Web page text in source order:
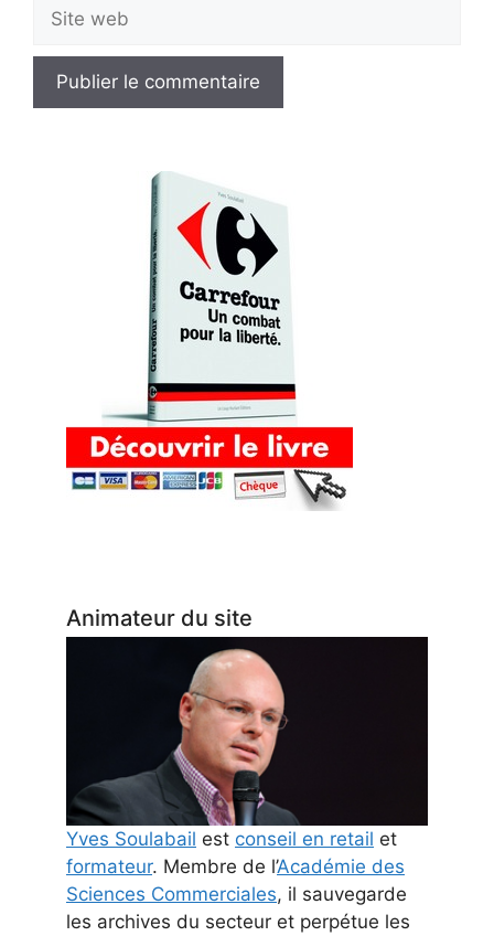
Site
web
Animateur du site
Yves Soulabail est conseil en retail et
formateur. Membre de l’Académie des
Sciences Commerciales, il sauvegarde
les archives du secteur et perpétue les